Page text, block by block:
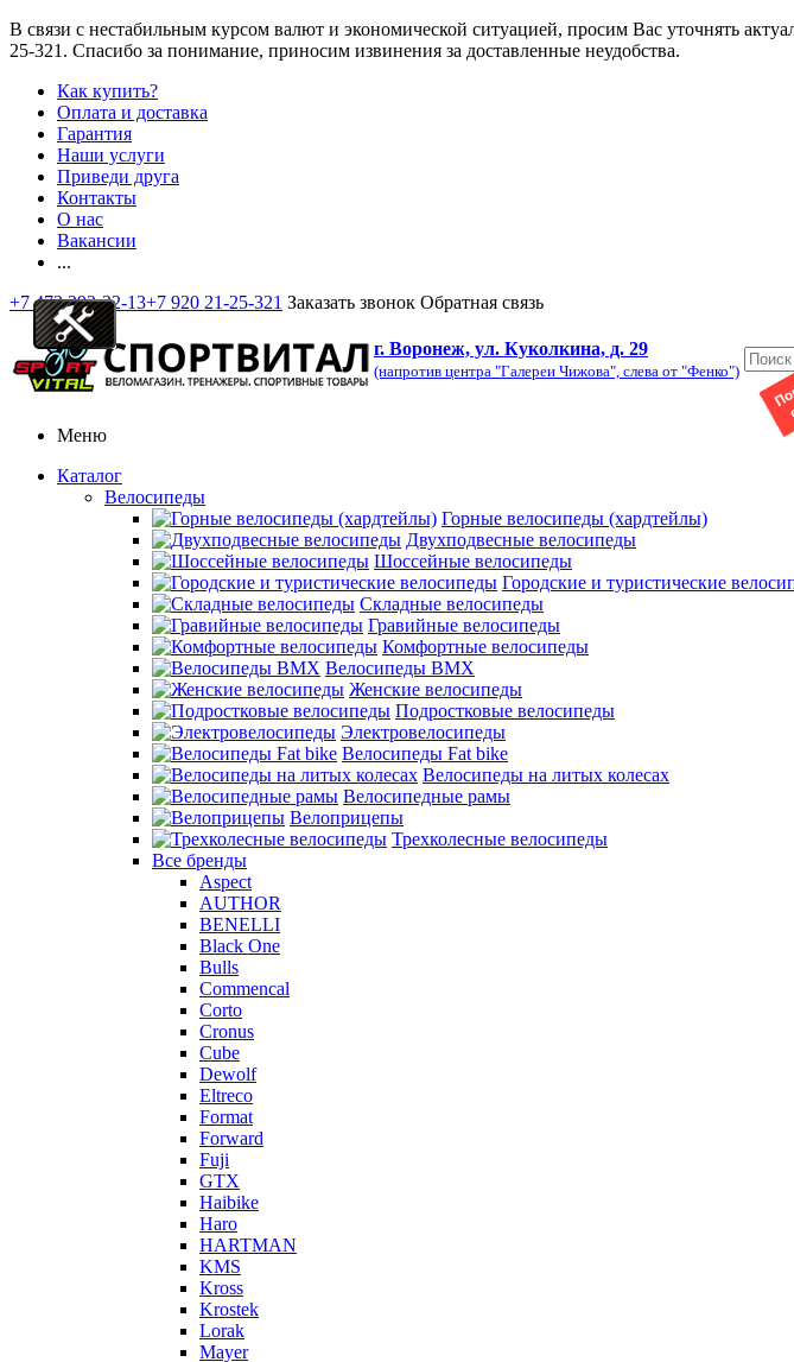
В связи с нестабильным курсом валют и экономической ситуацией, просим Вас уточнять
25-321 . Спасибо за понимание, приносим извинения за доставленные неудобства.
Как купить?
Оплата и доставка
Гарантия
Наши услуги
Приведи друга
Контакты
О нас
Вакансии
...
+7 473 292-32-13+7 920 21-25-321 Заказать звонок Обратная связь
г. Воронеж, ул. Куколкина, д. 29
(напротив центра "Галереи Чижова", слева от "Фенко")
Меню
Каталог
Велосипеды
Горные велосипеды (хардтейлы)
Двухподвесные велосипеды
Шоссейные велосипеды
Городские и туристические
Складные велосипеды
Гравийные велосипеды
Комфортные велосипеды
Велосипеды BMX
Женские велосипеды
Подростковые велосипеды
Электровелосипеды
Велосипеды Fat bike
Велосипеды на литых колесах
Велосипедные рамы
Велоприцепы
Трехколесные велосипеды
Все бренды
Aspect
AUTHOR
BENELLI
Black One
Bulls
Commencal
Corto
Cronus
Cube
Dewolf
Eltreco
Format
Forward
Fuji
GTX
Haibike
Haro
HARTMAN
KMS
Kross
Krostek
Lorak
Mayer